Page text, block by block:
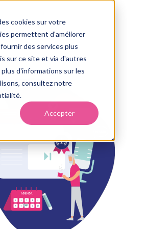
cookies sur votre
permettent d'améliorer
des services plus
sur ce site et via d'autres
d'informations sur les
consultez notre
Accepter